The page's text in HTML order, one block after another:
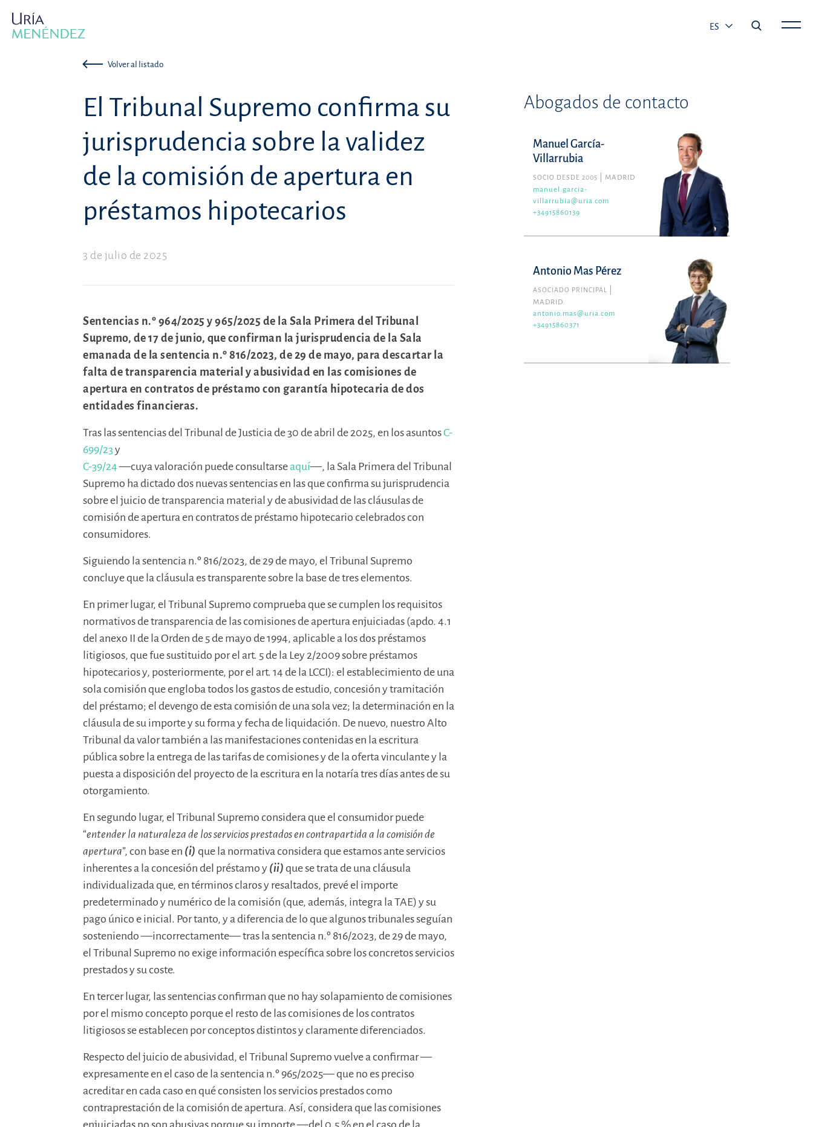
ES
Volver al listado
El Tribunal Supremo confirma su
jurisprudencia sobre la validez
de la comisión de apertura en
préstamos hipotecarios
3 de julio de 2025
Sentencias n.º 964/2025 y 965/2025 de la Sala Primera del Tribunal
Supremo, de 17 de junio, que confirman la jurisprudencia de la Sala
emanada de la sentencia n.º 816/2023, de 29 de mayo, para descartar la
falta de transparencia material y abusividad en las comisiones de
apertura en contratos de préstamo con garantía hipotecaria de dos
entidades financieras.
Tras las sentencias del Tribunal de Justicia de 30 de abril de 2025, en los asuntosC-
699/23y
C-39/24—cuya valoración puede consultarse aquí—, la Sala Primera del Tribunal
Supremo ha dictado dos nuevas sentencias en las que confirma su jurisprudencia
sobre el juicio de transparencia material y de abusividad de las cláusulas de
comisión de apertura en contratos de préstamo hipotecario celebrados con
consumidores.
Siguiendo la sentencia n.º 816/2023, de 29 de mayo, el Tribunal Supremo
concluye que la cláusula es transparente sobre la base de tres elementos.
En primer lugar, el Tribunal Supremo comprueba que se cumplen los requisitos
normativos de transparencia de las comisiones de apertura enjuiciadas (apdo. 4.1
del anexo II de la Orden de 5 de mayo de 1994, aplicable a los dos préstamos
litigiosos, que fue sustituido por el art. 5 de la Ley 2/2009 sobre préstamos
hipotecarios y, posteriormente, por el art. 14 de la LCCI): el establecimiento de una
sola comisión que engloba todos los gastos de estudio, concesión y tramitación
del préstamo; el devengo de esta comisión de una sola vez; la determinación en la
cláusula de su importe y su forma y fecha de liquidación. De nuevo, nuestro Alto
Tribunal da valor también a las manifestaciones contenidas en la escritura
pública sobre la entrega de las tarifas de comisiones y de la oferta vinculante y la
puesta a disposición del proyecto de la escritura en la notaría tres días antes de su
otorgamiento.
En segundo lugar, el Tribunal Supremo considera que el consumidor puede
“entender la naturaleza de los servicios prestados en contrapartida a la comisión de
apertura”, con base en (i) que la normativa considera que estamos ante servicios
inherentes a la concesión del préstamo y (ii) que se trata de una cláusula
individualizada que, en términos claros y resaltados, prevé el importe
predeterminado y numérico de la comisión (que, además, integra la TAE) y su
pago único e inicial. Por tanto, y a diferencia de lo que algunos tribunales seguían
sosteniendo —incorrectamente— tras la sentencia n.º 816/2023, de 29 de mayo,
el Tribunal Supremo no exige información específica sobre los concretos servicios
prestados y su coste.
En tercer lugar, las sentencias confirman que no hay solapamiento de comisiones
por el mismo concepto porque el resto de las comisiones de los contratos
litigiosos se establecen por conceptos distintos y claramente diferenciados.
Respecto del juicio de abusividad, el Tribunal Supremo vuelve a confirmar —
expresamente en el caso de la sentencia n.º 965/2025— que no es preciso
acreditar en cada caso en qué consisten los servicios prestados como
contraprestación de la comisión de apertura. Así, considera que las comisiones
Abogados de contacto
Manuel García-
Villarrubia
SOCIO DESDE 2005
MADRID
manuel.garcia-
villarrubia@uria.com
+34915860139
Antonio Mas Pérez
ASOCIADO PRINCIPAL
MADRID
antonio.mas@uria.com
+34915860371